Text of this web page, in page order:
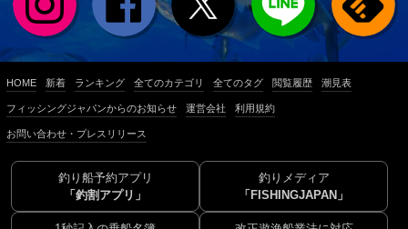
HOME 新着 ランキング 全てのカテゴリ 全てのタグ 閲覧履歴 潮見表
フィッシングジャパンからのお知らせ 運営会社 利用規約
お問い合わせ・プレスリリース
釣り船予約アプリ
「釣割アプリ」
釣りメディア
「FISHINGJAPAN」